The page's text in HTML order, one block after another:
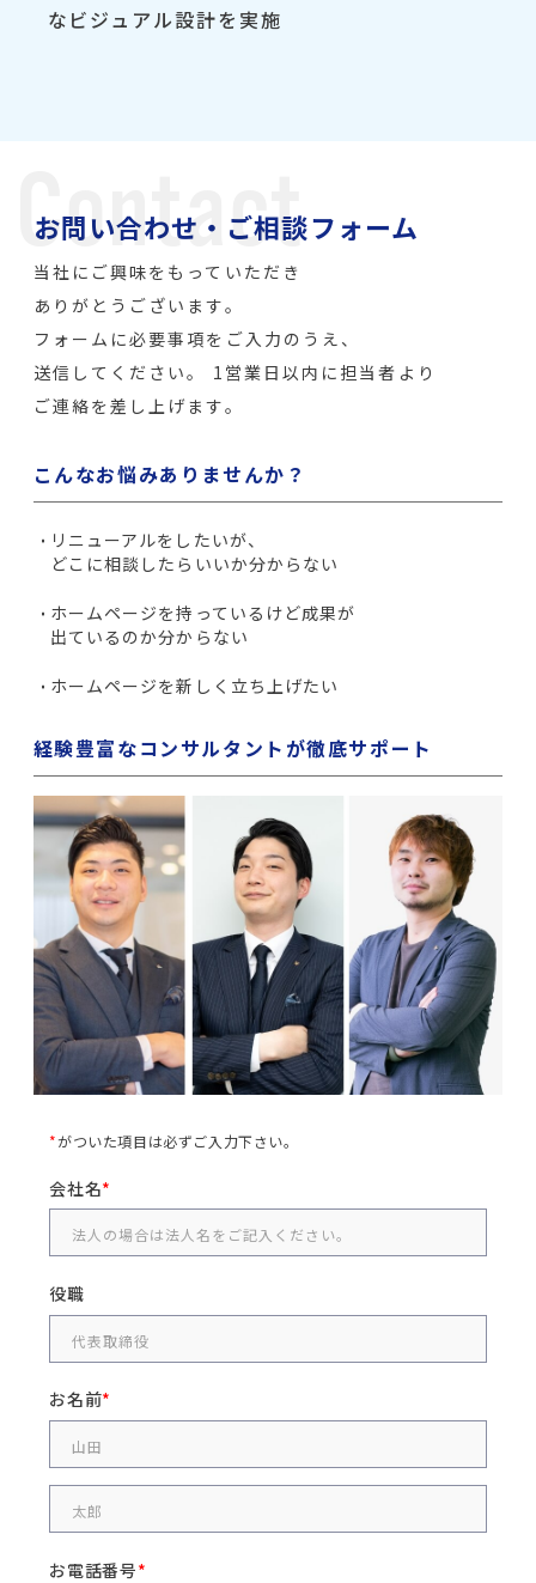
なビジュアル設計を実施
お問い合わせ・ご相談フォーム
当社にご興味をもっていただき
ありがとうございます。
フォームに必要事項をご入力のうえ、
送信してください。
1営業日以内に担当者より
ご連絡を差し上げます。
こんなお悩みありませんか？
リニューアルをしたいが、
どこに相談したらいいか分からない
ホームページを持っているけど成果が
出ているのか分からない
ホームページを新しく立ち上げたい
経験豊富なコンサルタントが徹底サポート
*がついた項目は必ずご入力下さい。
会社名
役職
お名前
お電話番号